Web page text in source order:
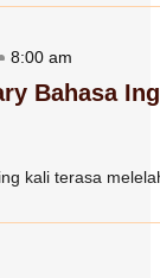
8:00 am
Bahasa
kali terasa